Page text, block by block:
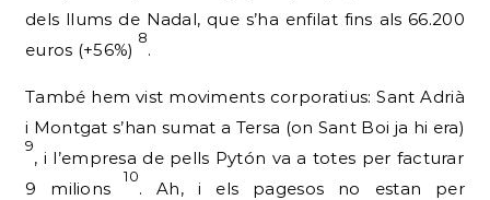
dels llums de Nadal, que s’ha enfilat fins als 66.200
euros (+56%)
8
.
També hem vist moviments corporatius: Sant Adrià
i Montgat s’han sumat a Tersa (on Sant Boi ja hi era)
9
, i l’empresa de pells Pytón va a totes per facturar
9 milions
10
. Ah, i els pagesos no estan per